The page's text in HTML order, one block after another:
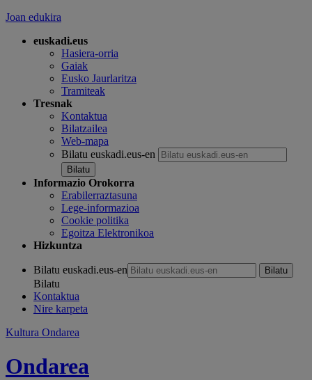
Joan edukira
euskadi.eus
Hasiera-orria
Gaiak
Eusko Jaurlaritza
Tramiteak
Tresnak
Kontaktua
Bilatzailea
Web-mapa
Bilatu euskadi.eus-en
Informazio Orokorra
Erabilerraztasuna
Lege-informazioa
Cookie politika
Egoitza Elektronikoa
Hizkuntza
Bilatu euskadi.eus-en
Bilatu
Kontaktua
Nire karpeta
Kultura Ondarea
Ondarea